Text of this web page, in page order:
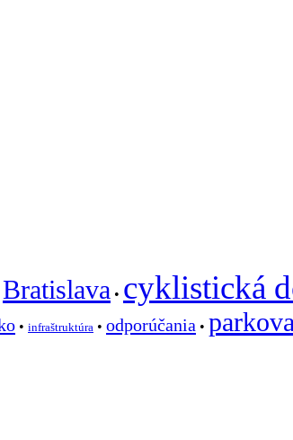
Bratislava • cyklistická
• infraštruktúra • odporúčania •